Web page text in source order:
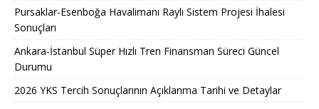
Pursaklar-Esenboğa Havalimanı Raylı Sistem Projesi İhalesi
Sonuçları
Ankara-İstanbul Süper Hızlı Tren Finansman Süreci Güncel
Durumu
2026 YKS Tercih Sonuçlarının Açıklanma Tarihi ve Detaylar